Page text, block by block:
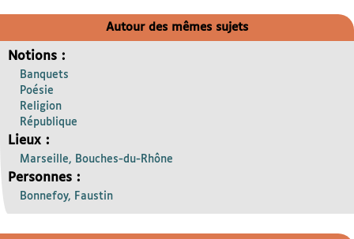
Autour des mêmes sujets
Notions :
Banquets
Poésie
Religion
République
Lieux :
Marseille, Bouches-du-Rhône
Personnes :
Bonnefoy, Faustin